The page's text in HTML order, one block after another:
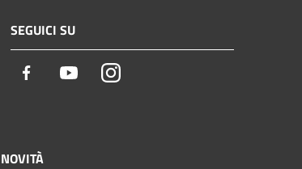
SEGUICI SU
Facebook YoutubeInstagram
NOVITÀ